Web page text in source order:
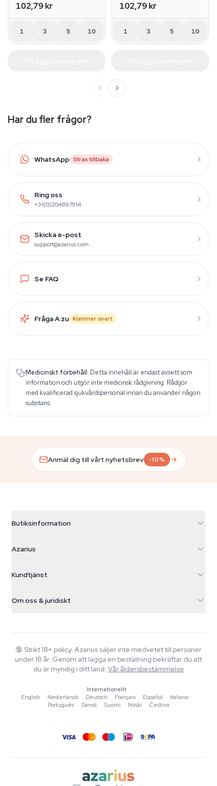
102,79 kr
1 3 5 10
102,79 kr
1 3 5 10
Har du fler frågor?
WhatsApp Strax tillbaka
Ring oss
+31(0)204897914
Skicka e-post
support@azarius.com
Se FAQ
Fråga Aizu Kommer snart
Medicinskt förbehåll. Detta innehåll är endast avsett som
information och utgör inte medicinsk rådgivning. Rådgör
med kvalificerad sjukvårdspersonal innan du använder någon
substans.
Anmäl dig till vårt nyhetsbrev -10%
Butiksinformation
Galvaniweg 11
Nederland
+31(0)204897914
Azarius
Magiska svampar
Smokeshop
Kundtjänst
Returpolicy
Vanliga frågor
Integritetspolicy
Om oss & juridiskt
Wiki
Blog
Skribenter
Verktyg & Kalkylatorer
Erbjudanden
🔞 Strikt 18+ policy. Azarius säljer inte medvetet till personer
under 18 år. Genom att lägga en beställning bekräftar du att
du är myndig i ditt land. Vår åldersbestämmelse
Internationellt
English
·Nederlands ·Deutsch ·Français ·Español ·Italiano
·
Português
·Dansk ·Suomi ·Polski ·Čeština